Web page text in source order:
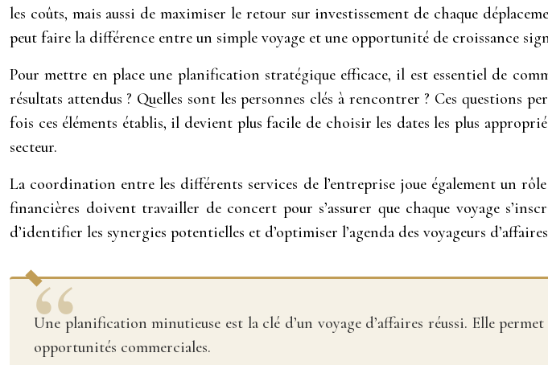
les coûts, mais aussi de maximiser le retour sur investissement de chaque
peut faire la différence entre un simple voyage et une opportunité de croissance
Pour mettre en place une planification stratégique efficace, il est essentiel de
résultats attendus ? Quelles sont les personnes clés à rencontrer ? Ces
fois ces éléments établis, il devient plus facile de choisir les dates les plus
secteur.
La coordination entre les différents services de l’entreprise joue également un
financières doivent travailler de concert pour s’assurer que chaque voyage
d’identifier les synergies potentielles et d’optimiser l’agenda des voyageurs
Une planification minutieuse est la clé d’un voyage d’affaires réussi. Elle
opportunités commerciales.